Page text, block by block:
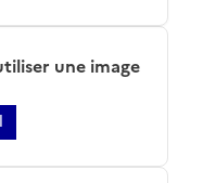
une image